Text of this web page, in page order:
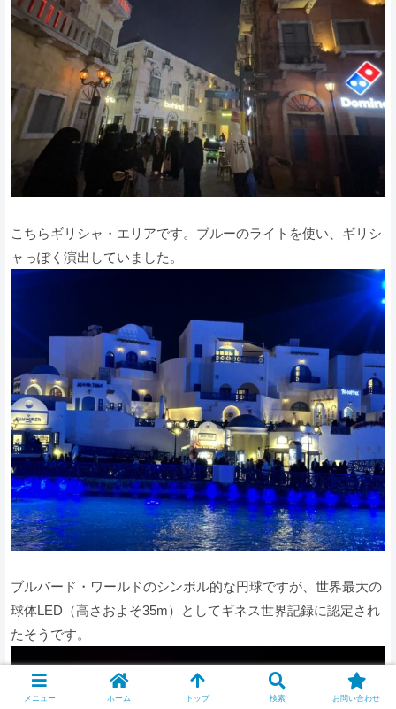
こちらギリシャ・エリアです。ブルーのライトを使い、ギリシ
ャっぽく演出していました。
ブルバード・ワールドのシンボル的な円球ですが、世界最大の
球体LED（高さおよそ35m）としてギネス世界記録に認定され
たそうです。
メニュー ホーム トップ 検索 お問い合わせ